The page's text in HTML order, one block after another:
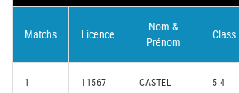
Matchs Licence
Nom &
Prénom
Class.
1 11567
CASTEL
5.4